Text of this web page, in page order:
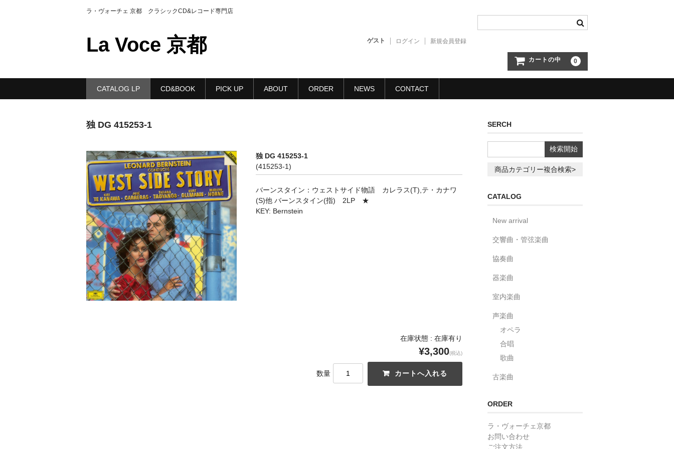
ラ・ヴォーチェ 京都 クラシックCD&レコード専門店
La Voce 京都 ゲスト ログイン 新規会員登録
カートの中 0
CATALOG LP CD&BOOK PICK UP ABOUT ORDER NEWS CONTACT
独 DG 415253-1
独 DG 415253-1
(415253-1)
バーンスタイン：ウェストサイド物語 カレラス(T),テ・カナワ
(S)他 バーンスタイン(指) 2LP ★
KEY: Bernstein
在庫状態 : 在庫有り
¥3,300(税込)
数量
SERCH
商品カテゴリー複合検索>
CATALOG
New arrival
交響曲・管弦楽曲
協奏曲
器楽曲
室内楽曲
声楽曲
オペラ
合唱
歌曲
古楽曲
ORDER
ラ・ヴォーチェ京都
お問い合わせ
ご注文方法